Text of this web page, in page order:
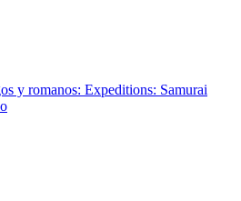
y romanos: Expeditions: Samurai